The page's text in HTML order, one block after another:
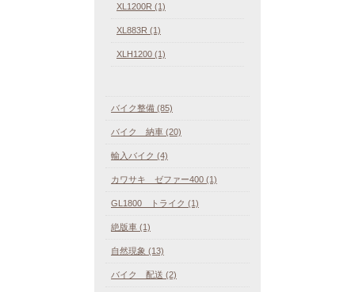
XL1200R (1)
XL883R (1)
XLH1200 (1)
バイク整備 (85)
バイク 納車 (20)
輸入バイク (4)
カワサキ ゼファー400 (1)
GL1800 トライク (1)
絶版車 (1)
自然現象 (13)
バイク 配送 (2)